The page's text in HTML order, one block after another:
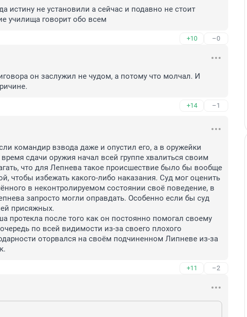
истину не установили а сейчас и подавно не стоит
училища говорит обо всем
+10 –0
он заслужил не чудом, а потому что молчал. И
+14 –1
командир взвода даже и опустил его, а в оружейки
сдачи оружия начал всей группе хвалиться своим
что для Лепнева такое происшествие было бы вообще
чтобы избежать какого-либо наказания. Суд мог оценить
в неконтролируемом состоянии своё поведение, в
запросто могли оправдать. Особенно если бы суд
присяжных.
протекла после того как он постоянно помогал своему
по всей видимости из-за своего плохого
оторвался на своём подчиненном Липневе из-за
+11 –2